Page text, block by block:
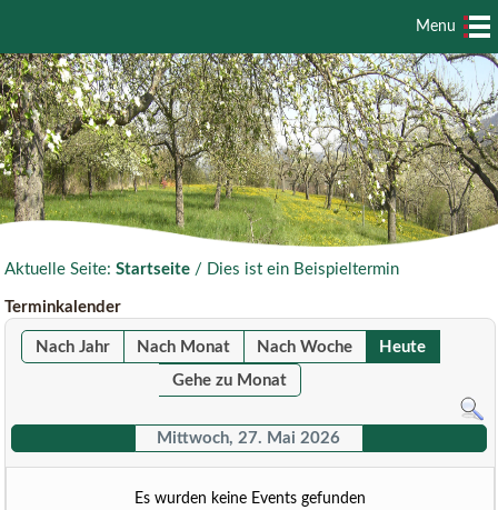
Menu
Aktuelle Seite:Startseite / Dies ist ein Beispieltermin
Terminkalender
Nach Jahr Nach Monat Nach Woche
Heute
Gehe zu Monat
Mittwoch, 27. Mai 2026
Es wurden keine Events gefunden